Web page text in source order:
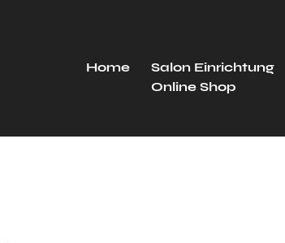
Home
Salon Einrichtung
Online Shop